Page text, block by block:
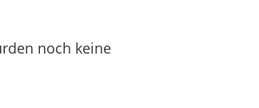
noch keine